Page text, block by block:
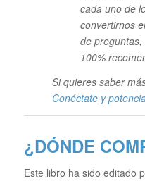
cada uno de
convertirnos
de
100%
Si quieres saber
Conéctate y
¿DÓNDE
Este libro ha sido editado